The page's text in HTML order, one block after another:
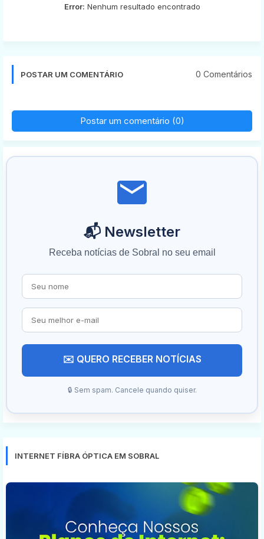
Error: Nenhum resultado encontrado
POSTAR UM COMENTÁRIO 0 Comentários
Postar um comentário (0)
📬 Newsletter
Receba notícias de Sobral no seu email
✉️ QUERO RECEBER NOTÍCIAS
🔒 Sem spam. Cancele quando quiser.
INTERNET FÍBRA ÓPTICA EM SOBRAL